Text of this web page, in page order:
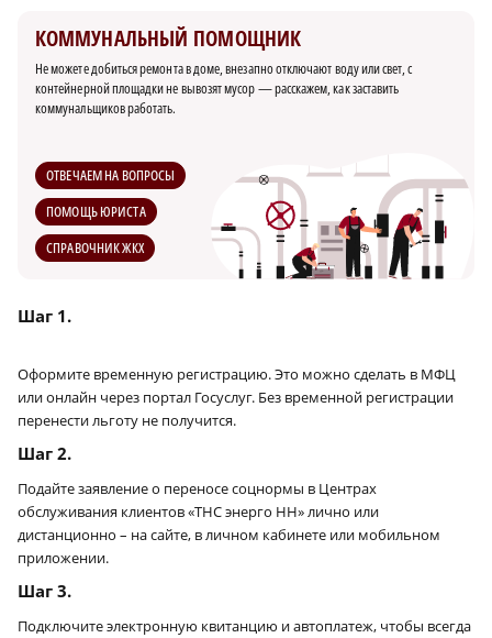
КОММУНАЛЬНЫЙ ПОМОЩНИК
Не можете добиться ремонта в доме, внезапно отключают воду или свет, с
контейнерной площадки не вывозят мусор — расскажем, как заставить
коммунальщиков работать.
ОТВЕЧАЕМ НА ВОПРОСЫ
ПОМОЩЬ ЮРИСТА
СПРАВОЧНИК ЖКХ
Шаг 1.
Оформите временную регистрацию. Это можно сделать в МФЦ
или онлайн через портал Госуслуг. Без временной регистрации
перенести льготу не получится.
Шаг 2.
Подайте заявление о переносе соцнормы в Центрах
обслуживания клиентов «ТНС энерго НН» лично или
дистанционно – на сайте, в личном кабинете или мобильном
приложении.
Шаг 3.
Подключите электронную квитанцию и автоплатеж, чтобы всегда